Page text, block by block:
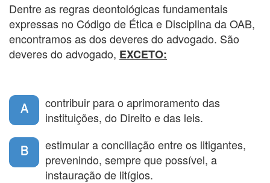
Dentre as regras deontológicas fundamentais
expressas no Código de Ética e Disciplina da OAB,
encontramos as dos deveres do advogado. São
deveres do advogado, EXCETO:
A
contribuir para o aprimoramento das
instituições, do Direito e das leis.
B
estimular a conciliação entre os litigantes,
prevenindo, sempre que possível, a
instauração de litígios.